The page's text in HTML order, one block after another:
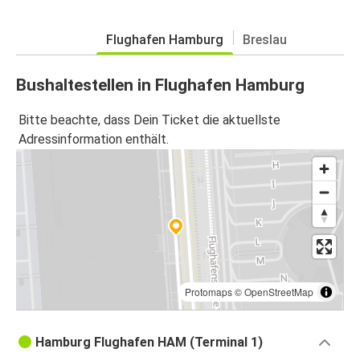
Flughafen Hamburg Breslau
Bushaltestellen in Flughafen Hamburg
Bitte beachte, dass Dein Ticket die aktuellste
Adressinformation enthält.
Protomaps©OpenStreetMap
Hamburg Flughafen HAM (Terminal 1)